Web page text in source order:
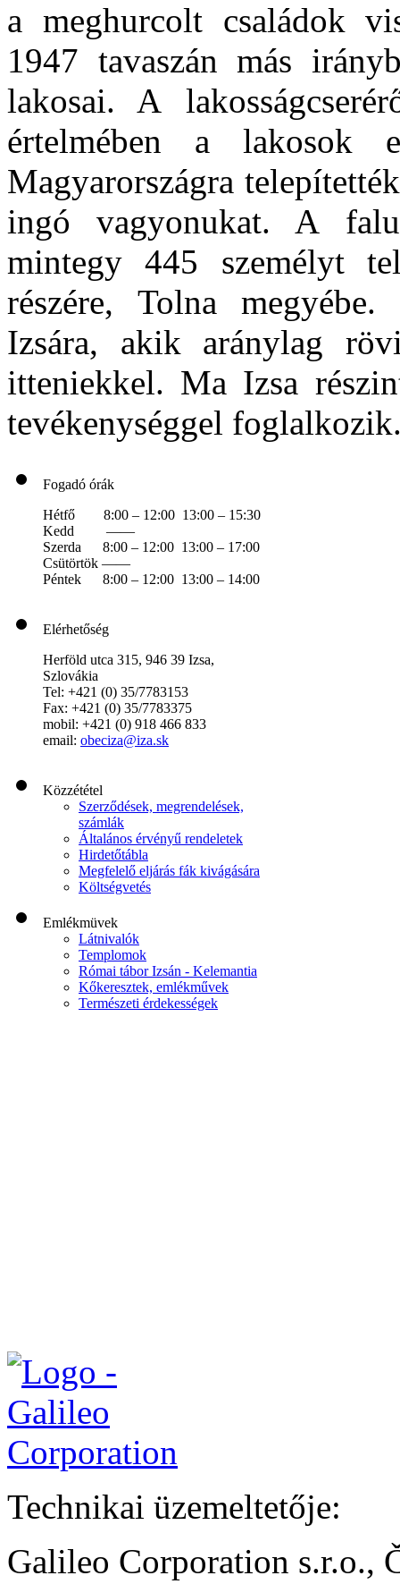
a meghurcolt családok
1947 tavaszán más
lakosai. A
értelmében a lakosok
Magyarországra
ingó vagyonukat. A falu
mintegy 445 személyt
részére, Tolna
Izsára, akik aránylag
itteniekkel. Ma Izsa
tevékenységgel
Fogadó órák
Hétfő 8:00 – 12:00 13:00 – 15:30
Kedd ——
Szerda 8:00 – 12:00 13:00 – 17:00
Csütörtök ——
Péntek 8:00 – 12:00 13:00 – 14:00
Elérhetőség
Herföld utca 315, 946 39 Izsa,
Szlovákia
Tel: +421 (0) 35/7783153
Fax: +421 (0) 35/7783375
mobil: +421 (0) 918 466 833
email: obeciza@iza.sk
Közzététel
Szerződések, megrendelések,
számlák
Általános érvényű rendeletek
Hirdetőtábla
Megfelelő eljárás fák kivágására
Költségvetés
Emlékmüvek
Látnivalók
Templomok
Római tábor Izsán - Kelemantia
Kőkeresztek, emlékművek
Természeti érdekességek
Technikai üzemeltetője:
Galileo Corporation s.r.o.,